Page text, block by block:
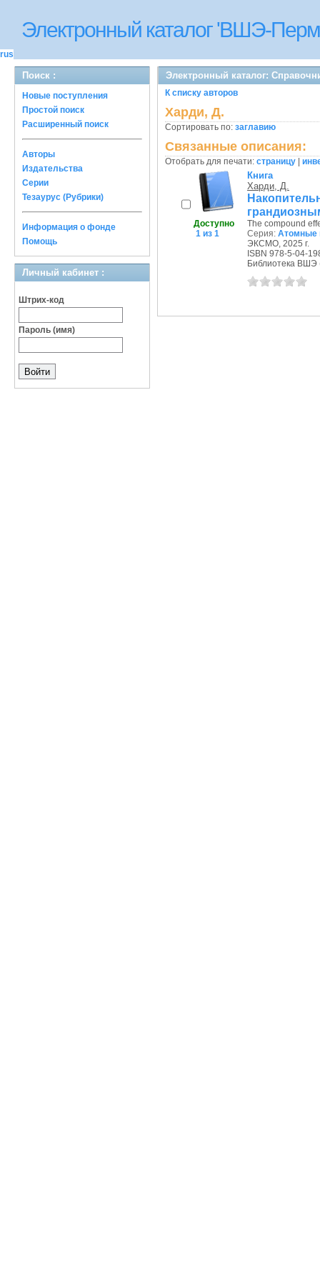
Электронный каталог 'ВШЭ-
rus
Поиск :
Новые поступления
Простой поиск
Расширенный поиск
Авторы
Издательства
Серии
Тезаурус (Рубрики)
Информация о фонде
Помощь
Личный кабинет :
Штрих-код
Пароль (имя)
Электронный каталог:
К списку авторов
Харди, Д.
Сортировать по: заглавию
Связанные описания:
Отобрать для печати: страницу
Доступно
1 из 1
Книга
Харди, Д.
The compound
Серия: Атомные
ЭКСМО, 2025 г.
ISBN 978-5-04-
Библиотека ВШЭ